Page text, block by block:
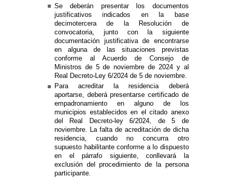
Se deberán presentar los documentos
justificativos indicados en la base
decimotercera de la Resolución de
convocatoria, junto con la siguiente
documentación justificativa de encontrarse
en alguna de las situaciones previstas
conforme al Acuerdo de Consejo de
Ministros de 5 de noviembre de 2024 y al
Real Decreto-Ley 6/2024 de 5 de noviembre.
Para acreditar la residencia deberá
aportarse, deberá presentarse certificado de
empadronamiento en alguno de los
municipios establecidos en el citado anexo
del Real Decreto-ley 6/2024, de 5 de
noviembre. La falta de acreditación de dicha
residencia, cuando no concurra otro
supuesto habilitante conforme a lo dispuesto
en el párrafo siguiente, conllevará la
exclusión del procedimiento de la persona
participante.